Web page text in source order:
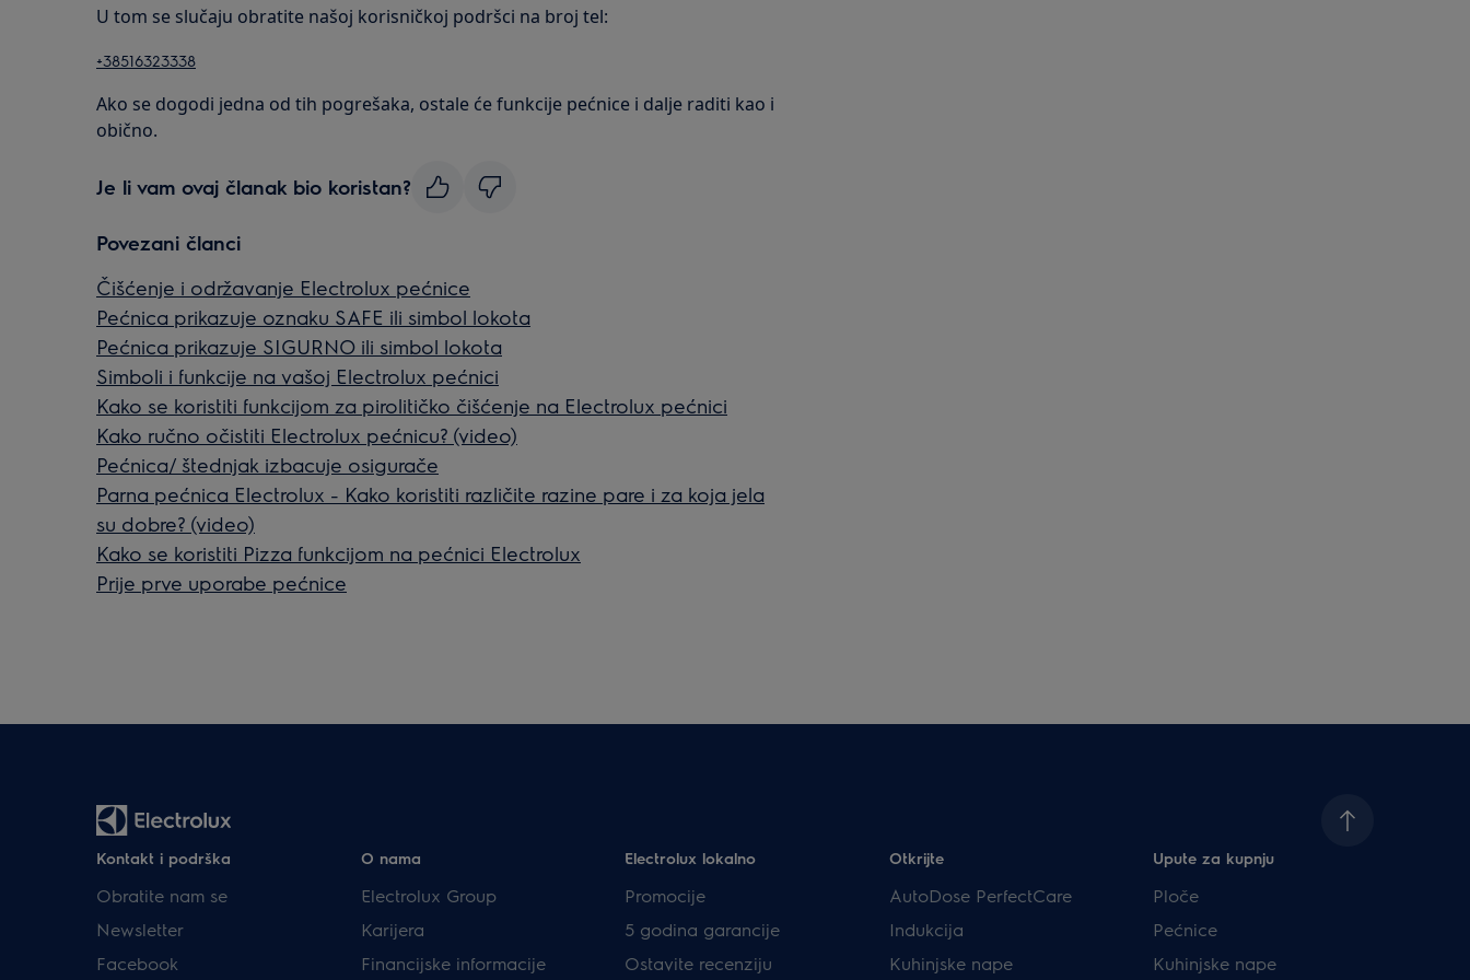
U tom se slučaju obratite našoj korisničkoj podršci na broj tel:
+38516323338
Ako se dogodi jedna od tih pogrešaka, ostale će funkcije pećnice i dalje raditi kao i
obično.
Je li vam ovaj članak bio koristan?
Povezani članci
Čišćenje i održavanje Electrolux pećnice
Pećnica prikazuje oznaku SAFE ili simbol lokota
Pećnica prikazuje SIGURNO ili simbol lokota
Simboli i funkcije na vašoj Electrolux pećnici
Kako se koristiti funkcijom za pirolitičko čišćenje na Electrolux pećnici
Kako ručno očistiti Electrolux pećnicu? (video)
Pećnica/ štednjak izbacuje osigurače
Parna pećnica Electrolux - Kako koristiti različite razine pare i za koja jela
su dobre? (video)
Kako se koristiti Pizza funkcijom na pećnici Electrolux
Prije prve uporabe pećnice
Kontakt i podrška
Obratite nam se
Newsletter
Facebook
O nama
Electrolux Group
Karijera
Financijske informacije
Electrolux lokalno
Promocije
5 godina garancije
Ostavite recenziju
Otkrijte
AutoDose PerfectCare
Indukcija
Kuhinjske nape
Upute za kupnju
Ploče
Pećnice
Kuhinjske nape